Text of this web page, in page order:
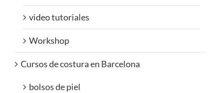
video tutoriales
Workshop
Cursos de costura en Barcelona
bolsos de piel